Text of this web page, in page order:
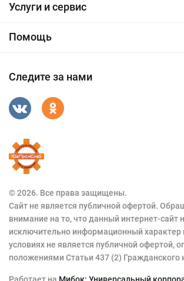
Услуги и сервис
Помощь
Следите за нами
© 2026. Все права защищены.
Сайт не является публичной офертой.
внимание на то, что данный интернет-сайт
исключительно информационный характер
условиях не является публичной офертой,
положениями Статьи 437 (2) Гражданского